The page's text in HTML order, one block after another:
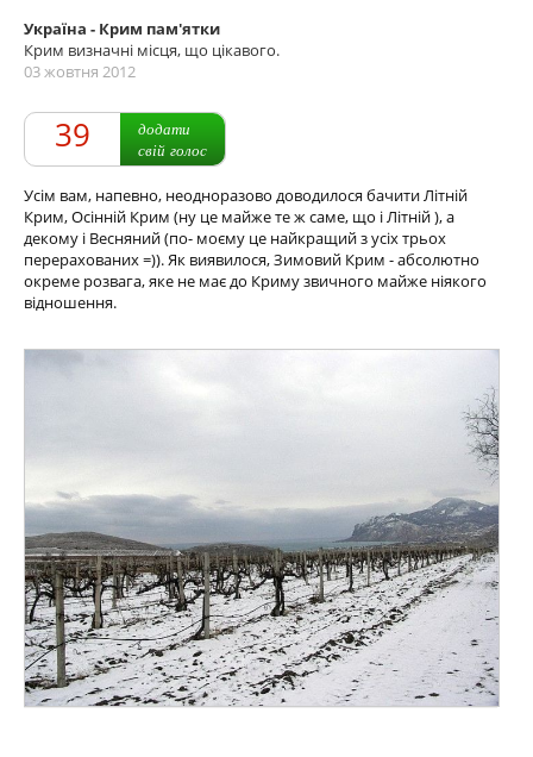
Україна - Крим пам'ятки
Крим визначні місця, що цікавого.
03 жовтня 2012
39
додати
свій голос
Усім вам, напевно, неодноразово доводилося бачити Літній
Крим, Осінній Крим (ну це майже те ж саме, що і Літній ), а
декому і Весняний (по- моєму це найкращий з усіх трьох
перерахованих =)). Як виявилося, Зимовий Крим - абсолютно
окреме розвага, яке не має до Криму звичного майже ніякого
відношення.